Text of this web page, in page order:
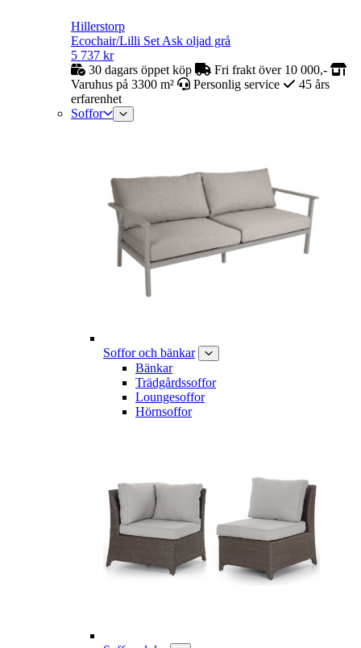
Hillerstorp
Ecochair/Lilli Set Ask oljad grå
5 737 kr
30 dagars öppet köp
Fri frakt över 10 000,-
Varuhus på 3300 m²
Personlig service
45 års
erfarenhet
Soffor
Soffor och bänkar
Bänkar
Trädgårdssoffor
Loungesoffor
Hörnsoffor